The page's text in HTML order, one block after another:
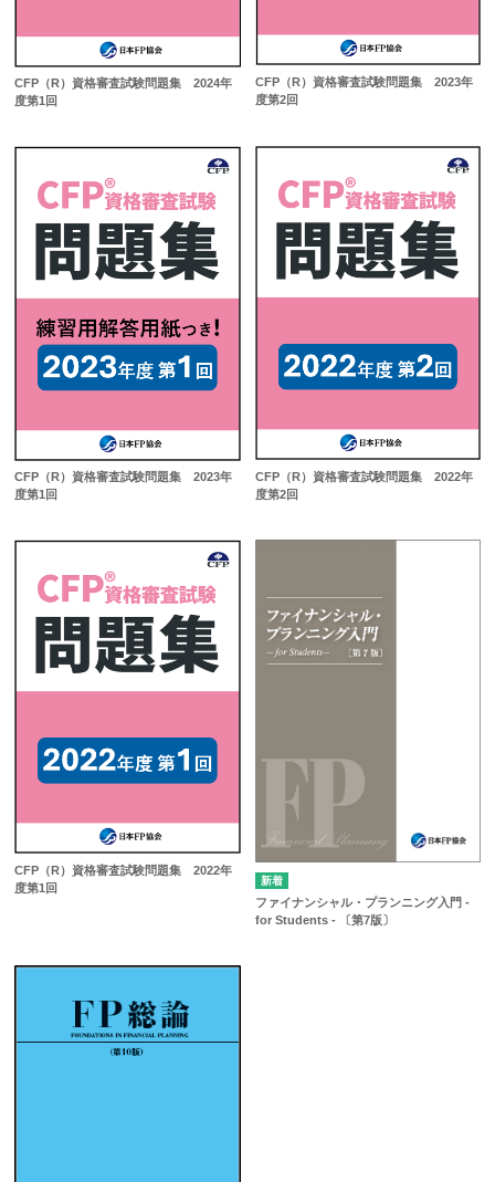
CFP（R）資格審査試験問題集 2024年
度第1回
CFP（R）資格審査試験問題集 2023年
度第2回
CFP（R）資格審査試験問題集 2023年
度第1回
CFP（R）資格審査試験問題集 2022年
度第2回
CFP（R）資格審査試験問題集 2022年
度第1回
ファイナンシャル・プランニング入門 -
for Students - 〔第7版〕